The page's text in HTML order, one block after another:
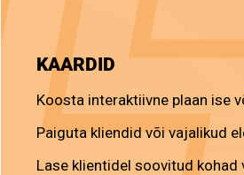
KAARDID
Koosta interaktiivne plaan ise
Paiguta kliendid või vajalikud
Lase klientidel soovitud kohad